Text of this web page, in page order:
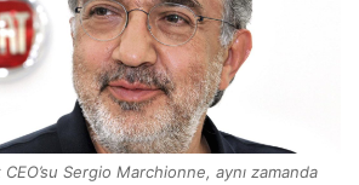
Sergio Marchionne, aynı zamanda